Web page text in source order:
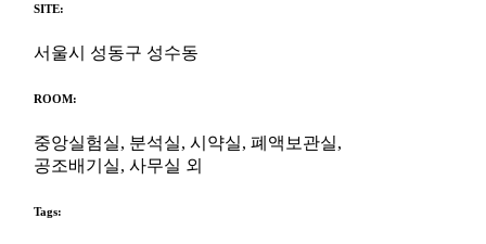
SITE:
서울시 성동구 성수동
ROOM:
중앙실험실, 분석실, 시약실, 폐액보관실,
공조배기실, 사무실 외
Tags: